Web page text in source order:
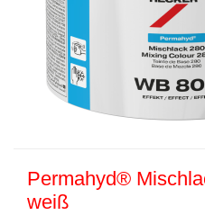
Permahyd®
weiß